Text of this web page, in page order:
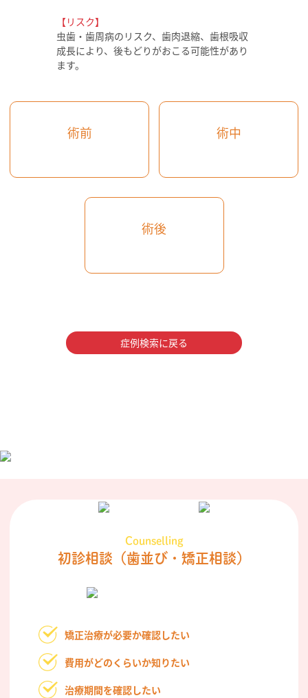
【リスク】
虫歯・歯周病のリスク、歯肉退縮、歯根吸収
成長により、後もどりがおこる可能性があり
ます。
術前 術中
術後
症例検索に戻る
Counselling
初診相談 （歯並び・矯正相談）
矯正治療が必要か確認したい
費用がどのくらいか知りたい
治療期間を確認したい